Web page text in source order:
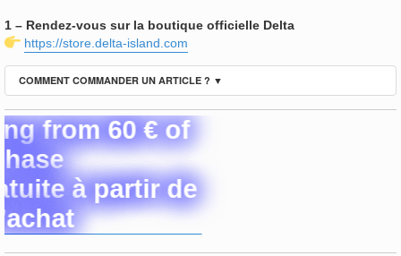
1 – Rendez-vous sur la boutique officielle Delta
https://store.delta-island.com
COMMENT COMMANDER UN ARTICLE ? ▼
60 € of
à partir de